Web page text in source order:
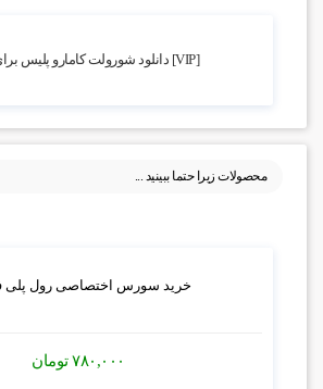
[VIP] دانلود شورولت کامارو پلیس برای فایوام
محصولات زیرا حتما ببینید ...
خرید سورس اختصاصی رول پلی
۷۸۰,۰۰۰ تومان